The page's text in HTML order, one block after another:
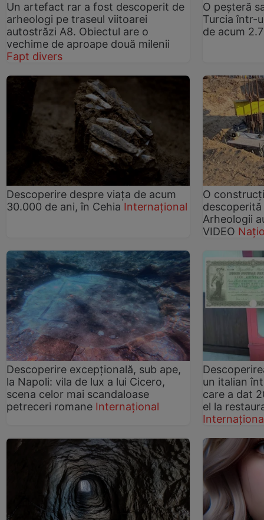
Un artefact rar a fost descoperit de
arheologi pe traseul viitoarei
autostrăzi A8. Obiectul are o
vechime de aproape două milenii
Fapt divers
O peșteră
Turcia într-
de acum
Descoperire despre viața de acum
30.000 de ani, în Cehia Internațional
O
descoperită
Arheologii
VIDEO
Descoperire excepțională, sub ape,
la Napoli: vila de lux a lui Cicero,
scena celor mai scandaloase
petreceri romane Internațional
un italian
care a dat
el la